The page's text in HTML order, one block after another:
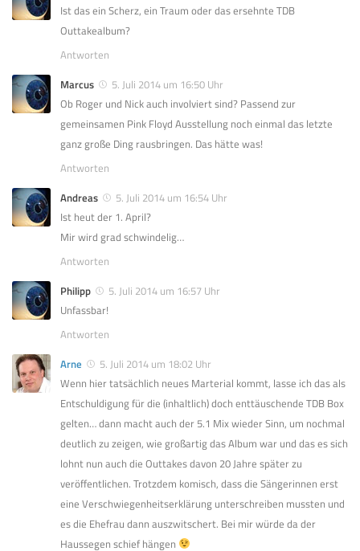
Ist das ein Scherz, ein Traum oder das ersehnte TDB
Outtakealbum?
Antworten
Marcus
5. Juli 2014 um 16:50 Uhr
Ob Roger und Nick auch involviert sind? Passend zur
gemeinsamen Pink Floyd Ausstellung noch einmal das letzte
ganz große Ding rausbringen. Das hätte was!
Antworten
Andreas
5. Juli 2014 um 16:54 Uhr
Ist heut der 1. April?
Mir wird grad schwindelig…
Antworten
Philipp
5. Juli 2014 um 16:57 Uhr
Unfassbar!
Antworten
Arne
5. Juli 2014 um 18:02 Uhr
Wenn hier tatsächlich neues Marterial kommt, lasse ich das als
Entschuldigung für die (inhaltlich) doch enttäuschende TDB Box
gelten… dann macht auch der 5.1 Mix wieder Sinn, um nochmal
deutlich zu zeigen, wie großartig das Album war und das es sich
lohnt nun auch die Outtakes davon 20 Jahre später zu
veröffentlichen. Trotzdem komisch, dass die Sängerinnen erst
eine Verschwiegenheitserklärung unterschreiben mussten und
es die Ehefrau dann auszwitschert. Bei mir würde da der
Haussegen schief hängen